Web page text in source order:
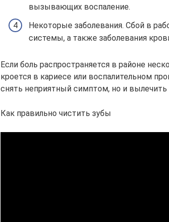
вызывающих воспаление.
Некоторые заболевания. Сбой в
системы, а также заболевания
Если боль распространяется в районе
кроется в кариесе или воспалительном
снять неприятный симптом, но и вылечить
Как правильно чистить зубы